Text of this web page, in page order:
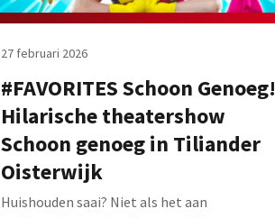
27 februari 2026
#FAVORITES Schoon Genoeg!
Hilarische theatershow
Schoon genoeg in Tiliander
Oisterwijk
Huishouden saai? Niet als het aan